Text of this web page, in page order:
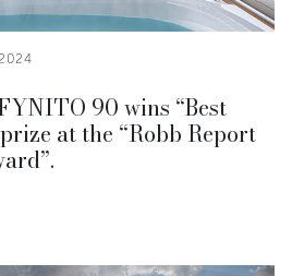
90 wins “Best
at the “Robb Report